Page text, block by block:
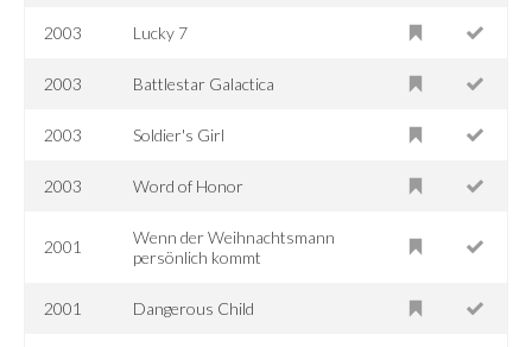
2003 Lucky 7
2003 Battlestar Galactica
2003 Soldier's Girl
2003 Word of Honor
2001
Wenn der Weihnachtsmann
persönlich kommt
2001 Dangerous Child